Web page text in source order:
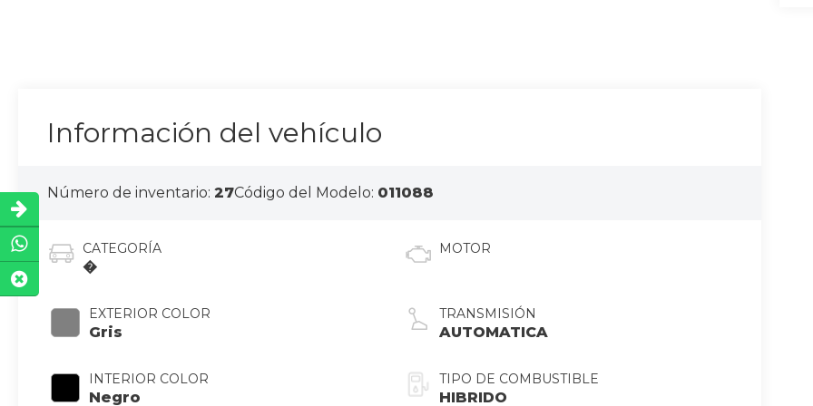
Información del vehículo
Número de inventario:27Código del Modelo: 011088
CATEGORÍA
�
EXTERIOR COLOR
Gris
INTERIOR COLOR
Negro
MOTOR
TRANSMISIÓN
AUTOMATICA
TIPO DE COMBUSTIBLE
HIBRIDO